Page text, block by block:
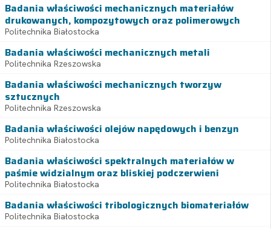
Badania właściwości mechanicznych materiałów
drukowanych, kompozytowych oraz polimerowych
Politechnika Białostocka
Badania właściwości mechanicznych metali
Politechnika Rzeszowska
Badania właściwości mechanicznych tworzyw
sztucznych
Politechnika Rzeszowska
Badania właściwości olejów napędowych i benzyn
Politechnika Białostocka
Badania właściwości spektralnych materiałów w
paśmie widzialnym oraz bliskiej podczerwieni
Politechnika Białostocka
Badania właściwości tribologicznych biomateriałów
Politechnika Białostocka